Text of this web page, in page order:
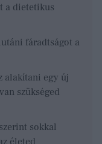
a dietetikus
fáradtságot a
alakítani egy új
szükséged
sokkal
életed